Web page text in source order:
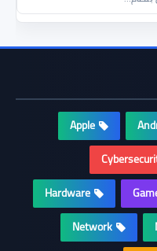
Apple
Hardware
Network